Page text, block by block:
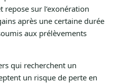
sur l’exonération
après une certaine durée
aux prélèvements
qui recherchent un
un risque de perte en